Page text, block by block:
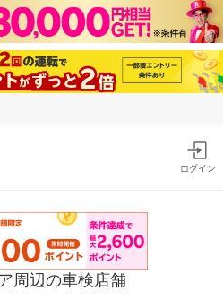
ログイン
周辺の車検店舗